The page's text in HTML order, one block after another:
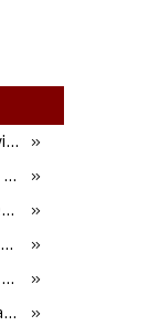
»
Rodzina twierdzi, że proboszcz chciał odmówić pogrzebu. Kuria zapowiada wyjaśnienia
»
Leon XIV: W św. Agacie widzimy zwycięstwo miłości nad śmiercią
»
Katolicki pogrzeb muzyka odwołano tuż przed uroczystością. Powodem była przynależność do masonerii
»
Zrabowany podczas złupienia Rzymu, dziś znów zachwyca. Wyjątkowy arras w Castel Gandolfo
»
Polskie siostry zakonne modlą się o cud. "To będzie pieczęć Pana Boga dla naszej wiary"
»
Proboszcz wezwał do bombardowania migrantów. "Masowy ogień przeciwko najeźdźcom!"